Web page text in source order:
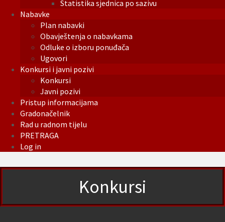
Statistika sjednica po sazivu
Nabavke
Plan nabavki
Obavještenja o nabavkama
Odluke o izboru ponuđača
Ugovori
Konkursi i javni pozivi
Konkursi
Javni pozivi
Pristup informacijama
Gradonačelnik
Rad u radnom tijelu
PRETRAGA
Log in
Konkursi